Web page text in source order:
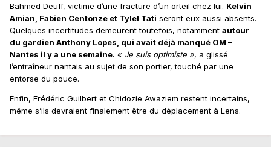
Bahmed Deuff, victime d’une fracture d’un orteil chez lui. Kelvin
Amian, Fabien Centonze et Tylel Tati seront eux aussi absents.
Quelques incertitudes demeurent toutefois, notamment autour
du gardien Anthony Lopes, qui avait déjà manqué OM –
Nantes il y a une semaine. « Je suis optimiste », a glissé
l’entraîneur nantais au sujet de son portier, touché par une
entorse du pouce.
Enfin, Frédéric Guilbert et Chidozie Awaziem restent incertains,
même s’ils devraient finalement être du déplacement à Lens.